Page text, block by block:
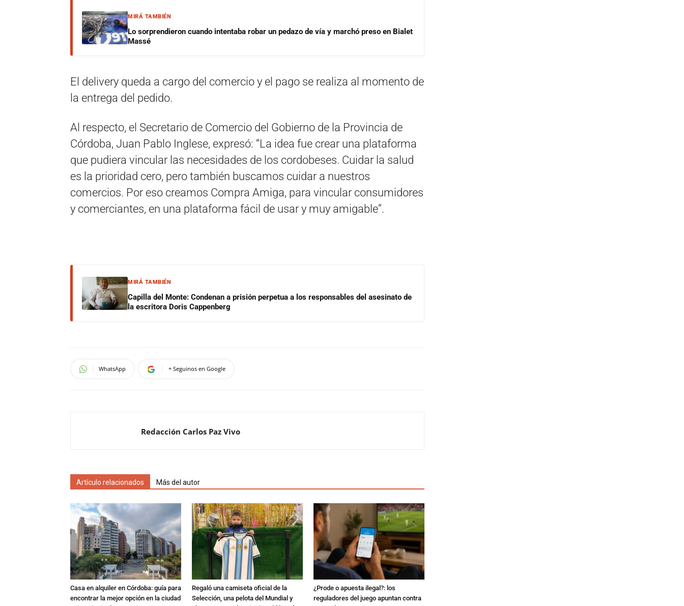
MIRÁ TAMBIÉN
Lo sorprendieron cuando intentaba robar un pedazo de vía y marchó preso en Bialet
Massé
El delivery queda a cargo del comercio y el pago se realiza al momento de
la entrega del pedido.
Al respecto, el Secretario de Comercio del Gobierno de la Provincia de
Córdoba, Juan Pablo Inglese, expresó: “La idea fue crear una plataforma
que pudiera vincular las necesidades de los cordobeses. Cuidar la salud
es la prioridad cero, pero también buscamos cuidar a nuestros
comercios. Por eso creamos Compra Amiga, para vincular consumidores
y comerciantes, en una plataforma fácil de usar y muy amigable”.
MIRÁ TAMBIÉN
Capilla del Monte: Condenan a prisión perpetua a los responsables del asesinato de
la escritora Doris Cappenberg
WhatsApp + Seguinos en Google
Redacción Carlos Paz Vivo
Artículo relacionados Más del autor
Casa en alquiler en Córdoba: guía para
encontrar la mejor opción en la ciudad
Regaló una camiseta oficial de la
Selección, una pelota del Mundial y
¿Prode o apuesta ilegal?: los
reguladores del juego apuntan contra